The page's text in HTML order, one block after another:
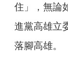
住」，無論
進黨高雄立
落腳高雄。